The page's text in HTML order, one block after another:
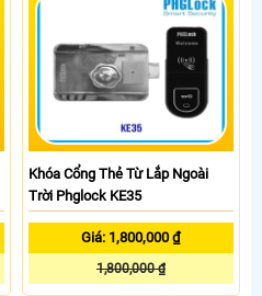
Khóa Cổng Thẻ Từ Lắp Ngoài
Trời Phglock KE35
Giá: 1,800,000 ₫
1,800,000 ₫